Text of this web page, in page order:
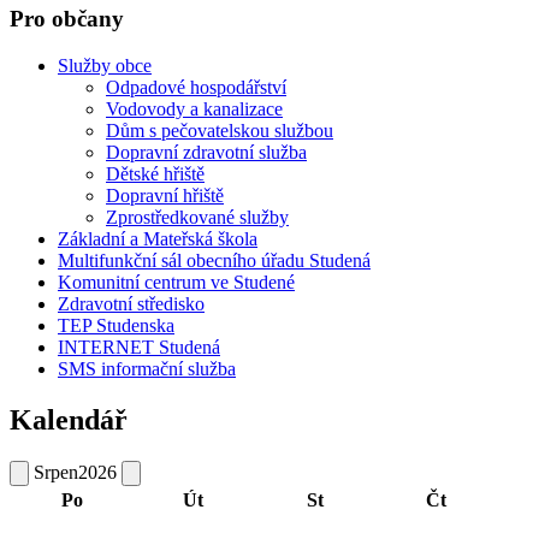
Pro občany
Služby obce
Odpadové hospodářství
Vodovody a kanalizace
Dům s pečovatelskou službou
Dopravní zdravotní služba
Dětské hřiště
Dopravní hřiště
Zprostředkované služby
Základní a Mateřská škola
Multifunkční sál obecního úřadu Studená
Komunitní centrum ve Studené
Zdravotní středisko
TEP Studenska
INTERNET Studená
SMS informační služba
Kalendář
Srpen2026
Po
Út St Čt